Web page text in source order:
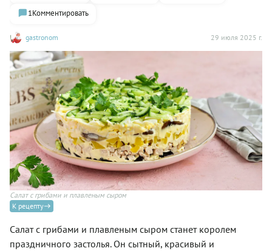
gastronom 29 июля 2025 г.
1Комментировать
Салат с грибами и плавленым сыром
К рецепту
Салат с грибами и плавленым сыром станет королем
праздничного застолья. Он сытный, красивый и